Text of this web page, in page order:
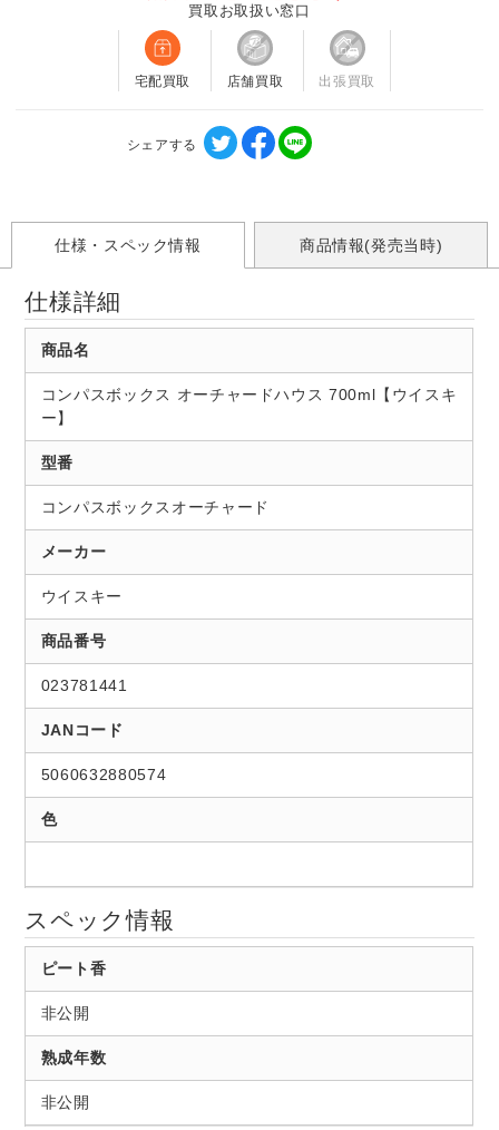
買取お取扱い窓口
宅配買取 店舗買取 出張買取
シェアする
仕様・スペック情報 商品情報(発売当時)
仕様詳細
商品名
コンパスボックス オーチャードハウス 700ml【ウイスキ
ー】
型番
コンパスボックスオーチャード
メーカー
ウイスキー
商品番号
023781441
JANコード
5060632880574
色
スペック情報
ピート香
非公開
熟成年数
非公開